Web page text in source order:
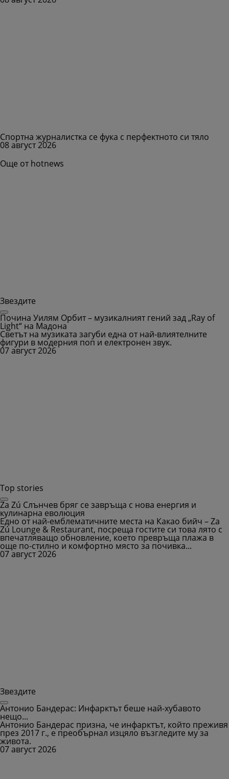
Спортна журналистка се фука с перфектното си тяло
08 август 2026
Още от hotnews
Звездите
Почина Уилям Орбит – музикалният гений зад „Ray of
Light“ на Мадона
Светът на музиката загуби една от най-влиятелните
фигури в модерния поп и електронен звук.
07 август 2026
Top stories
Za Zú Слънчев бряг се завръща с нова енергия и
кулинарна еволюция
Едно от най-емблематичните места на Какао бийч – Za
Zú Lounge & Restaurant, посреща гостите си това лято с
впечатляващо обновление, което превръща плажа в
още по-стилно и комфортно място за почивка...
07 август 2026
Звездите
Антонио Бандерас: Инфарктът беше най-хубавото
нещо...
Антонио Бандерас призна, че инфарктът, който преживя
през 2017 г., е преобърнал изцяло възгледите му за
живота.
07 август 2026